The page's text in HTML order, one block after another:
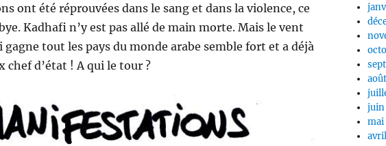
ont été réprouvées dans le sang et dans la violence, ce
Kadhafi n’y est pas allé de main morte. Mais le vent
tout les pays du monde arabe semble fort et a déjà
chef d’état ! A qui le tour ?
juin
mai